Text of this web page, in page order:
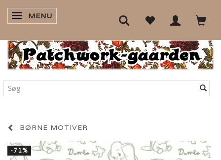
SKIFTE NAVIGATION
MENU
BØRNE MOTIVER
-71%